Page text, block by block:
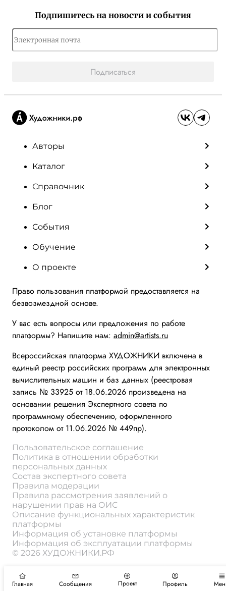
Подпишитесь на новости и события
Подписаться
Авторы
Каталог
Справочник
Блог
События
Обучение
О проекте
Право пользования платформой предоставляется на
безвозмездной основе.
У вас есть вопросы или предложения по работе
платформы? Напишите нам: admin@artists.ru
Всероссийская платформа ХУДОЖНИКИ включена в
единый реестр российских программ для электронных
вычислительных машин и баз данных (реестровая
запись № 33925 от 18.06.2026 произведена на
основании решения Экспертного совета по
программному обеспечению, оформленного
протоколом от 11.06.2026 № 449пр).
Пользовательское соглашение
Политика в отношении обработки
персональных данных
Состав экспертного совета
Правила модерации
Правила рассмотрения заявлений о
нарушении прав на ОИС
Описание функциональных характеристик
платформы
Информация об установке платформы
Информация об эксплуатации платформы
© 2026 ХУДОЖНИКИ.РФ
Главная Сообщения Проект Профиль